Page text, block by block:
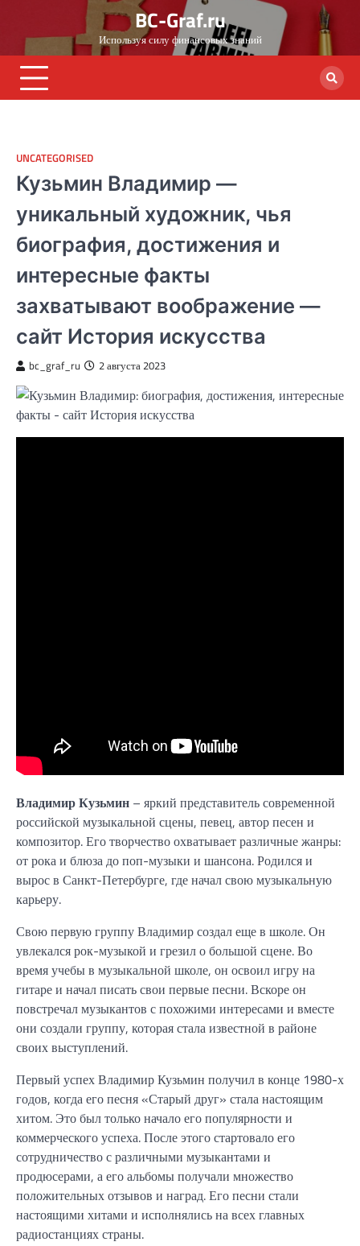
content
BC-Graf.ru
Используя силу финансовых знаний
UNCATEGORISED
Кузьмин Владимир —
уникальный художник, чья
биография, достижения и
интересные факты
захватывают воображение —
сайт История искусства
bc_graf_ru 2 августа 2023
Владимир Кузьмин – яркий представитель современной
российской музыкальной сцены, певец, автор песен и
композитор. Его творчество охватывает различные жанры:
от рока и блюза до поп-музыки и шансона. Родился и
вырос в Санкт-Петербурге, где начал свою музыкальную
карьеру.
Свою первую группу Владимир создал еще в школе. Он
увлекался рок-музыкой и грезил о большой сцене. Во
время учебы в музыкальной школе, он освоил игру на
гитаре и начал писать свои первые песни. Вскоре он
повстречал музыкантов с похожими интересами и вместе
они создали группу, которая стала известной в районе
своих выступлений.
Первый успех Владимир Кузьмин получил в конце 1980-х
годов, когда его песня «Старый друг» стала настоящим
хитом. Это был только начало его популярности и
коммерческого успеха. После этого стартовало его
сотрудничество с различными музыкантами и
продюсерами, а его альбомы получали множество
положительных отзывов и наград. Его песни стали
настоящими хитами и исполнялись на всех главных
радиостанциях страны.